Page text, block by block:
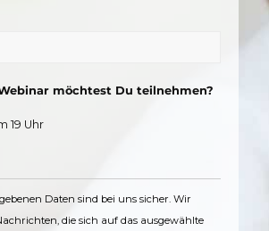
möchtest Du teilnehmen?
19 Uhr
Daten sind bei uns sicher. Wir
die sich auf das ausgewählte